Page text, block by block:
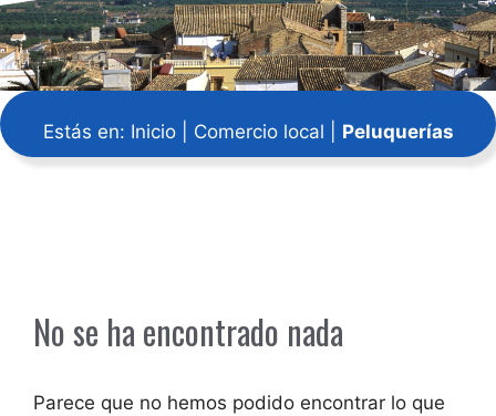
Estás en: Inicio| Comercio local Peluquerías
No se ha encontrado nada
Parece que no hemos podido encontrar lo que